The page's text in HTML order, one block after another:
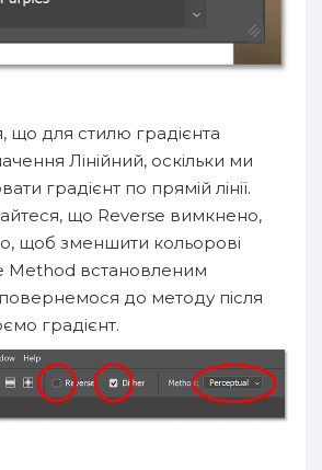
що для стилю градієнта
Лінійний, оскільки ми
градієнт по прямій лінії.
що Reverse вимкнено,
щоб зменшити кольорові
Method встановленим
до методу після
градієнт.